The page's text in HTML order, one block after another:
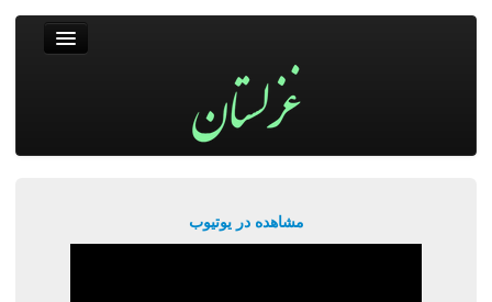
مشاهده در یوتیوب